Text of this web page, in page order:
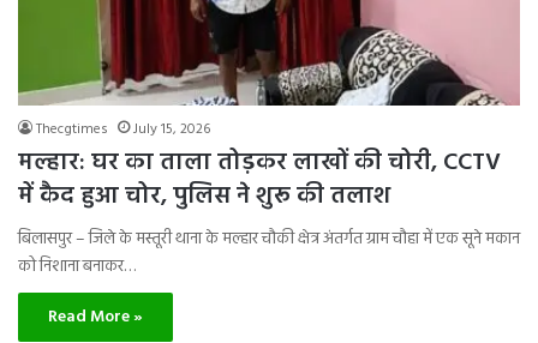
Thecgtimes July 15, 2026
मल्हार: घर का ताला तोड़कर लाखों की चोरी, CCTV
में कैद हुआ चोर, पुलिस ने शुरू की तलाश
बिलासपुर – जिले के मस्तूरी थाना के मल्हार चौकी क्षेत्र अंतर्गत ग्राम चौहा में एक सूने मकान
को निशाना बनाकर…
Read More »